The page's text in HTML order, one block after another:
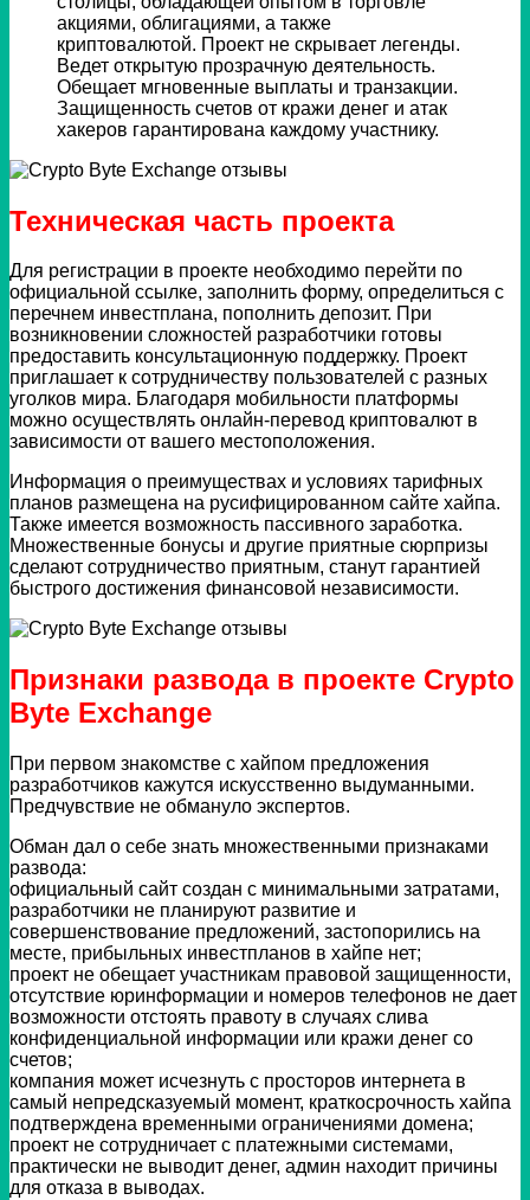
акциями, облигациями, а также
криптовалютой. Проект не скрывает легенды.
Ведет открытую прозрачную деятельность.
Обещает мгновенные выплаты и транзакции.
Защищенность счетов от кражи денег и атак
хакеров гарантирована каждому участнику.
Техническая часть проекта
Для регистрации в проекте необходимо перейти по
официальной ссылке, заполнить форму, определиться с
перечнем инвестплана, пополнить депозит. При
возникновении сложностей разработчики готовы
предоставить консультационную поддержку. Проект
приглашает к сотрудничеству пользователей с разных
уголков мира. Благодаря мобильности платформы
можно осуществлять онлайн-перевод криптовалют в
зависимости от вашего местоположения.
Информация о преимуществах и условиях тарифных
планов размещена на русифицированном сайте хайпа.
Также имеется возможность пассивного заработка.
Множественные бонусы и другие приятные сюрпризы
сделают сотрудничество приятным, станут гарантией
быстрого достижения финансовой независимости.
Признаки развода в проекте Crypto
Byte Exchange
При первом знакомстве с хайпом предложения
разработчиков кажутся искусственно выдуманными.
Предчувствие не обмануло экспертов.
Обман дал о себе знать множественными признаками
развода:
официальный сайт создан с минимальными затратами,
разработчики не планируют развитие и
совершенствование предложений, застопорились на
месте, прибыльных инвестпланов в хайпе нет;
проект не обещает участникам правовой защищенности,
отсутствие юринформации и номеров телефонов не дает
возможности отстоять правоту в случаях слива
конфиденциальной информации или кражи денег со
счетов;
компания может исчезнуть с просторов интернета в
самый непредсказуемый момент, краткосрочность хайпа
подтверждена временными ограничениями домена;
проект не сотрудничает с платежными системами,
практически не выводит денег, админ находит причины
для отказа в выводах.